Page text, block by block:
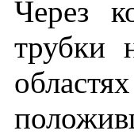
Через
трубки